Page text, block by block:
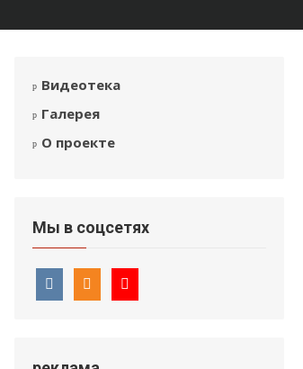
Видеотека
Галерея
О проекте
Мы в соцсетях